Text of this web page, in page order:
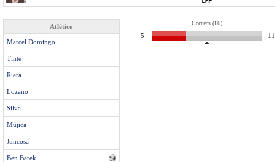
Atlético
Marcel Domingo
Tinte
Riera
Lozano
Silva
Mújica
Juncosa
Ben Barek
Corners (16)
5 11